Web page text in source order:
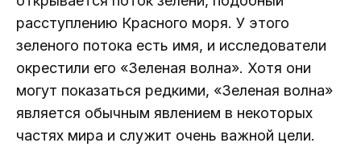
расступлению Красного моря. У этого
зеленого потока есть имя, и исследователи
окрестили его «Зеленая волна». Хотя они
могут показаться редкими, «Зеленая волна»
является обычным явлением в некоторых
частях мира и служит очень важной цели.